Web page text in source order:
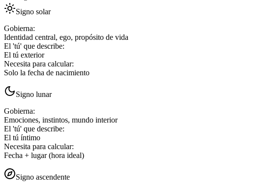
Signo solar
Gobierna:
Identidad central, ego, propósito de vida
El 'tú' que describe:
El tú exterior
Necesita para calcular:
Solo la fecha de nacimiento
Signo lunar
Gobierna:
Emociones, instintos, mundo interior
El 'tú' que describe:
El tú íntimo
Necesita para calcular:
Fecha + lugar (hora ideal)
Signo ascendente